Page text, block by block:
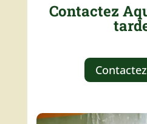
Contactez